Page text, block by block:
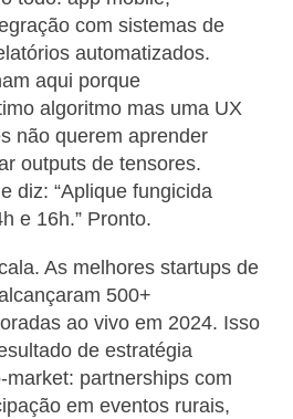
com sistemas de
automatizados.
aqui porque
algoritmo mas uma UX
não querem aprender
outputs de tensores.
diz: “Aplique fungicida
e 16h.” Pronto.
As melhores startups de
500+
ao vivo em 2024. Isso
de estratégia
partnerships com
em eventos rurais,